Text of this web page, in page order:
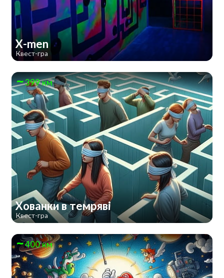
X-men
Квест-гра
399 км
Хованки в темряві
Квест-гра
400 км